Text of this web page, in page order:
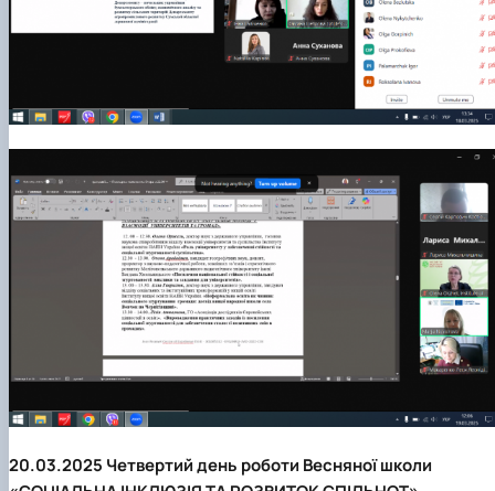
20.03.2025 Четвертий день роботи Весняної школи